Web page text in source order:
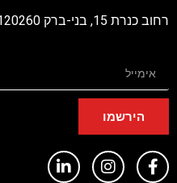
רחוב כנרת 15, בני-ברק 5120260 ישראל
הירשמו